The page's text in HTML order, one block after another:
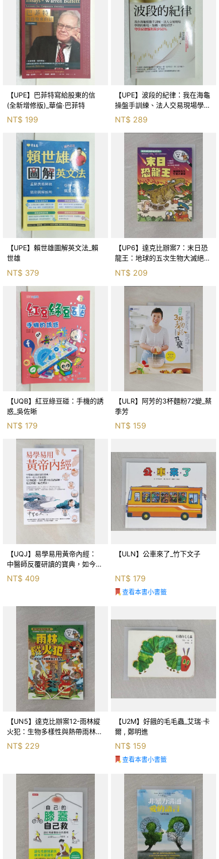
【UPE】巴菲特寫給股東的信
(全新增修版)_華倫‧巴菲特
NT$ 199
【UPE】波段的紀律：我在海龜
操盤手訓練、法人交易現場學到
的進場、加碼、退場紀律，守住
紀律獲利至少50％_雷老闆
NT$ 289
【UPE】賴世雄圖解英文法_賴
世雄
NT$ 379
【UP6】達克比辦案7：末日恐
龍王：地球的五次生物大滅絕_
胡妙芬
NT$ 209
【UQB】紅豆綠豆碰：手機的誘
惑_吳佐晰
NT$ 179
【ULR】阿芳的3杯麵粉72變_蔡
季芳
NT$ 159
【UQJ】易學易用黃帝內經：
中醫師反覆研讀的寶典，如今一
般人也能實踐。12條經絡、365
個穴位白話詳解，經之所過，病
NT$ 409
【ULN】公車來了_竹下文子
NT$ 179
查看本書小書籤
【UN5】達克比辦案12-雨林縱
火犯：生物多樣性與熱帶雨林生
態系_柯智元
NT$ 229
【U2M】好餓的毛毛蟲_艾瑞‧卡
爾 , 鄭明進
NT$ 159
查看本書小書籤